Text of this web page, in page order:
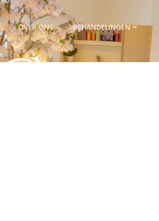
OVER ONS BEHANDELINGEN